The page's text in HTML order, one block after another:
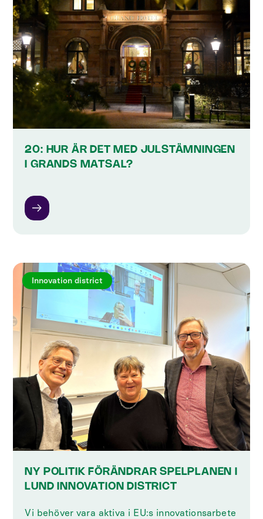
20: HUR ÄR DET MED JULSTÄMNINGEN
I GRANDS MATSAL?
Innovation district
NY POLITIK FÖRÄNDRAR SPELPLANEN I
LUND INNOVATION DISTRICT
‍Vi behöver vara aktiva i EU:s innovationsarbete